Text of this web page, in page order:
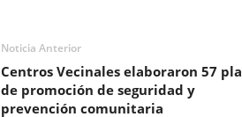
Noticia Anterior
Centros Vecinales elaboraron 57
de promoción de seguridad y
prevención comunitaria